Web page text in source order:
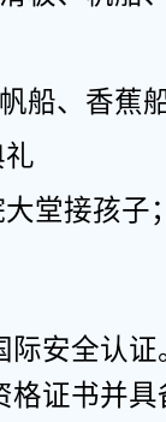
船、香蕉
堂接孩子
际安全认证
格证书并